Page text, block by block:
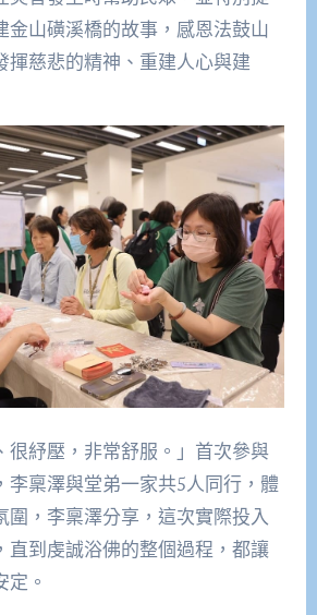
金山磺溪橋的故事，感恩法鼓山
揮慈悲的精神、重建人心與建
很紓壓，非常舒服。」首次參與
李稟澤與堂弟一家共5人同行，體
圍，李稟澤分享，這次實際投入
直到虔誠浴佛的整個過程，都讓
。